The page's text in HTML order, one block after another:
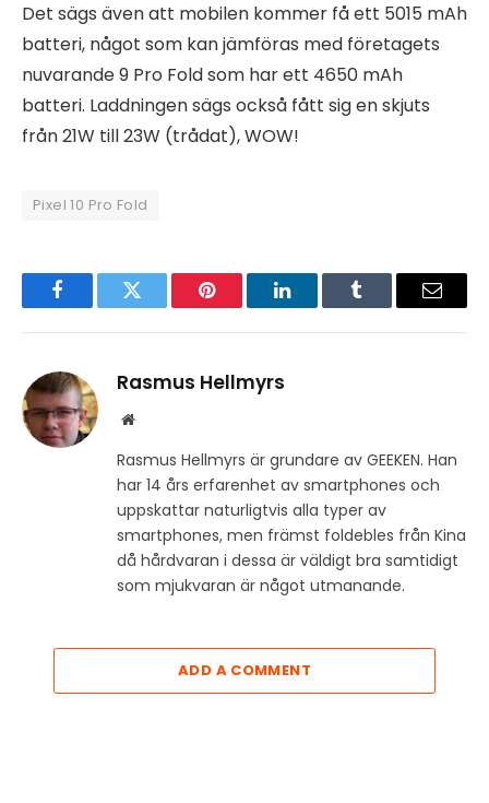
Det sägs även att mobilen kommer få ett 5015 mAh
batteri, något som kan jämföras med företagets
nuvarande 9 Pro Fold som har ett 4650 mAh
batteri. Laddningen sägs också fått sig en skjuts
från 21W till 23W (trådat), WOW!
Pixel 10 Pro Fold
FacebookTwitter Pinterest LinkedInTumblr Email
Rasmus Hellmyrs
Website
Rasmus Hellmyrs är grundare av GEEKEN. Han
har 14 års erfarenhet av smartphones och
uppskattar naturligtvis alla typer av
smartphones, men främst foldebles från Kina
då hårdvaran i dessa är väldigt bra samtidigt
som mjukvaran är något utmanande.
ADD A COMMENT